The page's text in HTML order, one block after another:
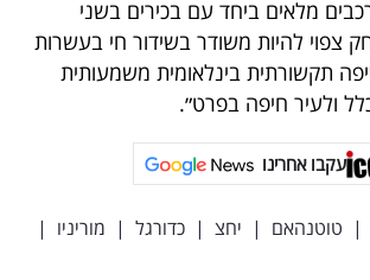
מלאים ביחד עם בכירים בשני
צפוי להיות משודר בשידור חי בעשרות
תקשורתית בינלאומית משמעותית
ולעיר חיפה בפרט״.
עקבו אחרינו
| טוטנהאם | יחצ | כדורגל | מוריניו |